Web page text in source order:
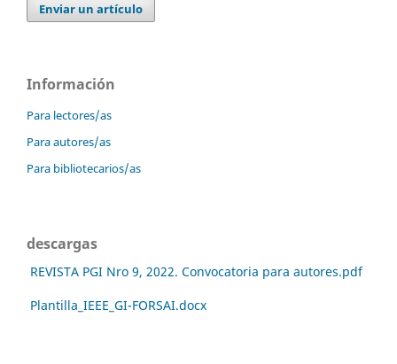
Enviar un artículo
Información
Para lectores/as
Para autores/as
Para bibliotecarios/as
descargas
REVISTA PGI Nro 9, 2022. Convocatoria para autores.pdf
Plantilla_IEEE_GI-FORSAI.docx